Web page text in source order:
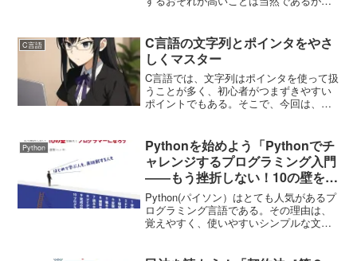
量の医薬品の投与でも発がん作用、胎児
毒性や組織・臓器の機能不...
C言語
C言語の文字列とポインタをやさ
しくマスター
C言語では、文字列はポインタを使って扱
うことが多く、初心者がつまずきやすい
ポイントでもある。そこで、今回は、文
は次のように「配列」としても「ポイン
タ」としても扱う...
Python
Pythonを始めよう「Pythonでチ
ャレンジするプログラミング入門
――もう挫折しない！10の壁を越
えてプログラマーになろう」
Python(パイソン）はとても人気があるプ
ログラミング言語である。その理由は、
覚えやすく、使いやすいシンプルな文